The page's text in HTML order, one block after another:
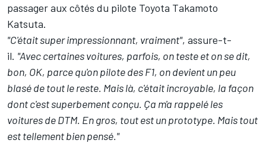
passager aux côtés du pilote Toyota Takamoto
Katsuta.
"C'était super impressionnant, vraiment", assure-t-
il. "Avec certaines voitures, parfois, on teste et on se dit,
bon, OK, parce qu'on pilote des F1, on devient un peu
blasé de tout le reste. Mais là, c'était incroyable, la façon
dont c'est superbement conçu. Ça m'a rappelé les
voitures de DTM. En gros, tout est un prototype. Mais tout
est tellement bien pensé."